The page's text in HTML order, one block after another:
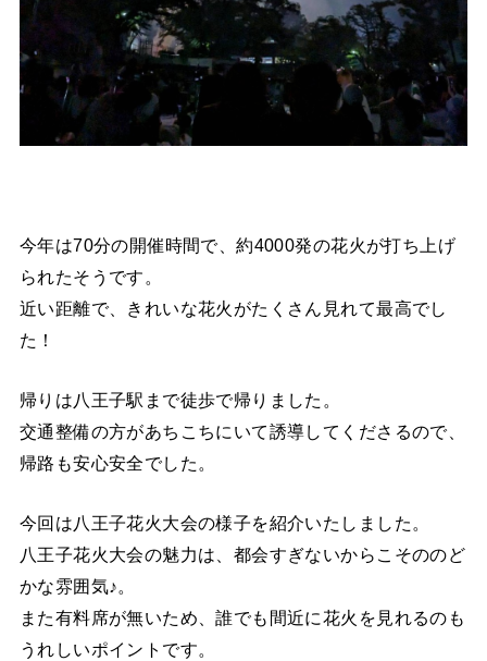
今年は70分の開催時間で、約4000発の花火が打ち上げ
られたそうです。
近い距離で、きれいな花火がたくさん見れて最高でし
た！
帰りは八王子駅まで徒歩で帰りました。
交通整備の方があちこちにいて誘導してくださるので、
帰路も安心安全でした。
今回は八王子花火大会の様子を紹介いたしました。
八王子花火大会の魅力は、都会すぎないからこそののど
かな雰囲気♪。
また有料席が無いため、誰でも間近に花火を見れるのも
うれしいポイントです。